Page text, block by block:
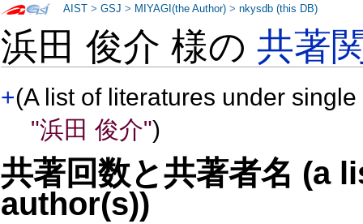
浜田 俊介 様の共著
+(A list of literatures under
"浜田 俊介")
共著回数と共著者名 (a
author(s))
AIST >GSJ > MIYAGI(the Author) >nkysdb (this DB)